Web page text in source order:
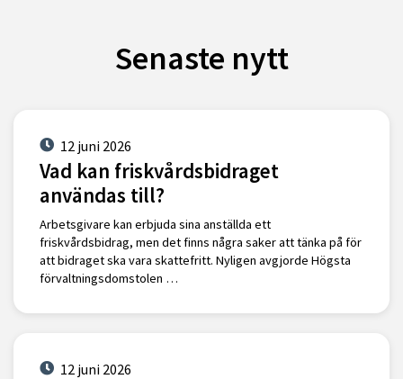
Senaste nytt
12 juni 2026
Vad kan friskvårdsbidraget
användas till?
Arbetsgivare kan erbjuda sina anställda ett
friskvårdsbidrag, men det finns några saker att tänka på för
att bidraget ska vara skattefritt. Nyligen avgjorde Högsta
förvaltningsdomstolen …
12 juni 2026